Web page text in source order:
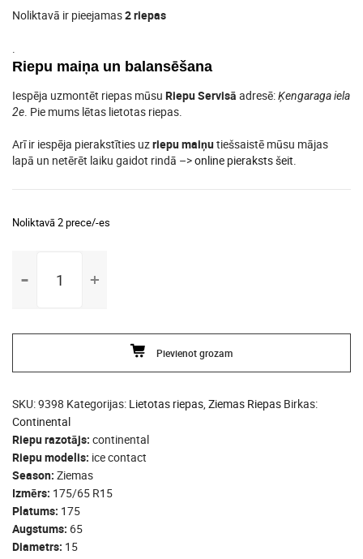
Noliktavā ir pieejamas2 riepas
.
Riepu maiņa un balansēšana
Iespēja uzmontēt riepas mūsu Riepu Servisā adresē:Ķengaraga iela
2e. Pie mums lētas lietotas riepas.
Arī ir iespēja pierakstīties uzriepu maiņutiešsaistē mūsu mājas
lapā un netērēt laiku gaidot rindā –>online pieraksts šeit.
Noliktavā 2 prece/-es
R15
contact
Pievienot grozam
SKU:9398 Kategorijas: Lietotas riepas, Ziemas Riepas Birkas:
Continental
Riepu razotājs continental
Riepu modelis ice contact
Season Ziemas
Izmērs 175/65 R15
Platums 175
Augstums 65
Diametrs 15